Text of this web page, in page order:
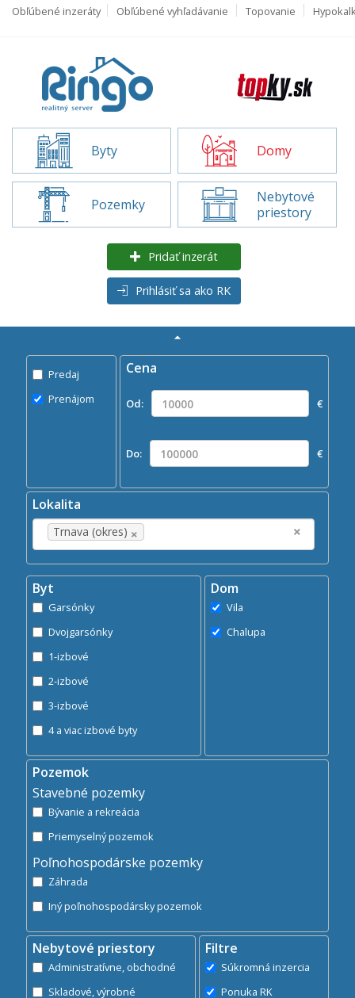
Obľúbené inzeráty Obľúbené vyhľadávanie Topovanie
Byty Domy
Pozemky
Nebytové
priestory
Pridať inzerát
Prihlásiť sa ako RK
×
Hľadaj
Predaj
Prenájom
Cena
Od: €
Do: €
Lokalita
×
×
Trnava (okres)
Byt
Garsónky
Dvojgarsónky
1-izbové
2-izbové
3-izbové
4 a viac izbové byty
Dom
Vila
Chalupa
Pozemok
Stavebné pozemky
Bývanie a rekreácia
Priemyselný pozemok
Poľnohospodárske pozemky
Záhrada
Iný poľnohospodársky pozemok
Nebytové priestory
Administratívne, obchodné
Skladové, výrobné
Filtre
Súkromná inzercia
Ponuka RK